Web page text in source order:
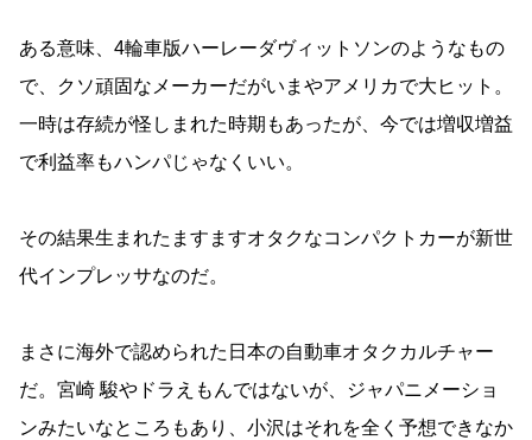
ある意味、4輪車版ハーレーダヴィットソンのようなもの
で、クソ頑固なメーカーだがいまやアメリカで大ヒット。
一時は存続が怪しまれた時期もあったが、今では増収増益
で利益率もハンパじゃなくいい。
その結果生まれたますますオタクなコンパクトカーが新世
代インプレッサなのだ。
まさに海外で認められた日本の自動車オタクカルチャー
だ。宮崎 駿やドラえもんではないが、ジャパニメーショ
ンみたいなところもあり、小沢はそれを全く予想できなか